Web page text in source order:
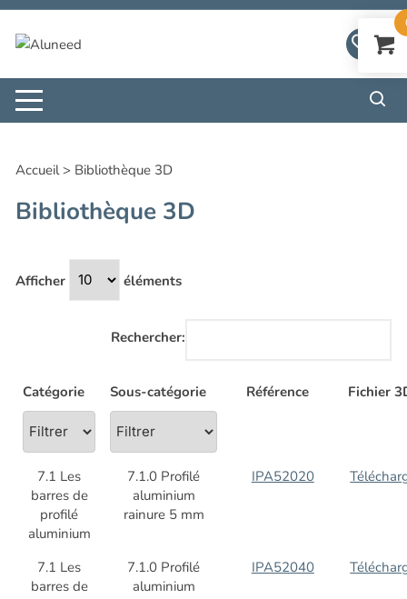
Aller
contenu
Accueil> Bibliothèque 3D
Bibliothèque 3D
Afficher éléments
Rechercher:
Catégorie Sous-catégorie Référence Fichier
7.1 Les
barres de
profilé
aluminium
7.1.0 Profilé
aluminium
rainure 5 mm
IPA52020
7.1 Les
barres de
7.1.0 Profilé
aluminium
IPA52040